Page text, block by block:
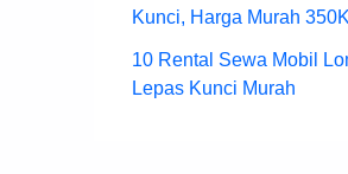
Kunci, Harga Murah 350K
10 Rental Sewa Mobil
Lepas Kunci Murah